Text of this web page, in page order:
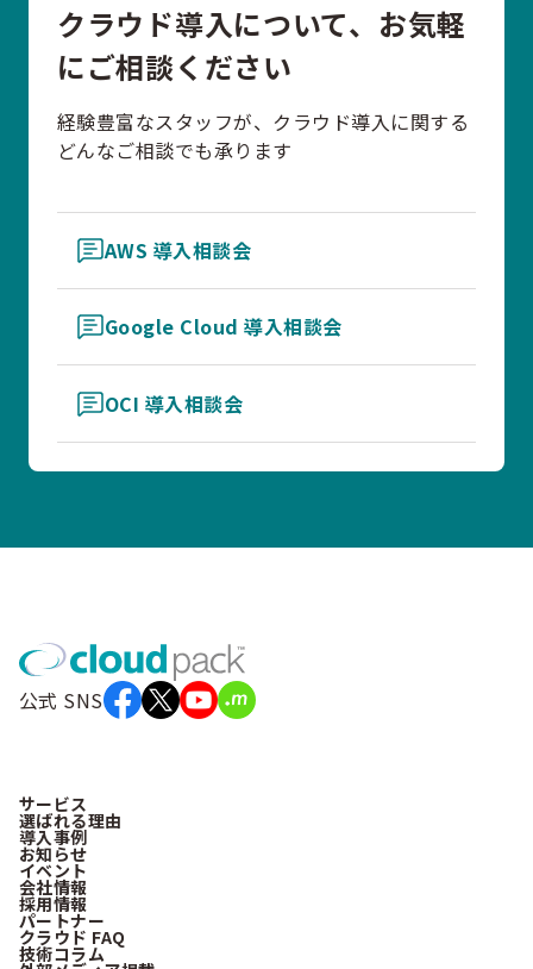
クラウド導入について、お気軽
にご相談ください
経験豊富なスタッフが、クラウド導入に関する
どんなご相談でも承ります
AWS 導入相談会
Google Cloud 導入相談会
OCI 導入相談会
公式 SNS
サービス
選ばれる理由
導入事例
お知らせ
イベント
会社情報
採用情報
パートナー
クラウド FAQ
技術コラム